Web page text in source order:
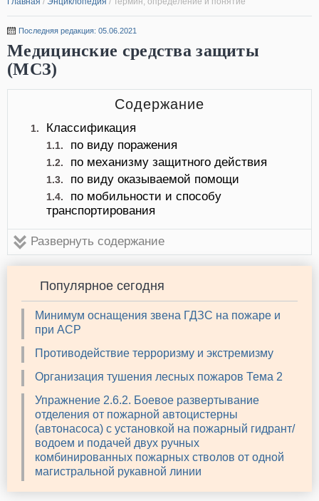
Последняя редакция: 05.06.2021
Медицинские средства защиты
(МСЗ)
Содержание
1. Классификация
1.1. по виду поражения
1.2. по механизму защитного действия
1.3. по виду оказываемой помощи
1.4.
по мобильности и способу
транспортирования
Развернуть содержание
Популярное сегодня
Минимум оснащения звена ГДЗС на пожаре и
при АСР
Противодействие терроризму и экстремизму
Организация тушения лесных пожаров Тема 2
Упражнение 2.6.2. Боевое развертывание
отделения от пожарной автоцистерны
(автонасоса) с установкой на пожарный гидрант/
водоем и подачей двух ручных
комбинированных пожарных стволов от одной
магистральной рукавной линии